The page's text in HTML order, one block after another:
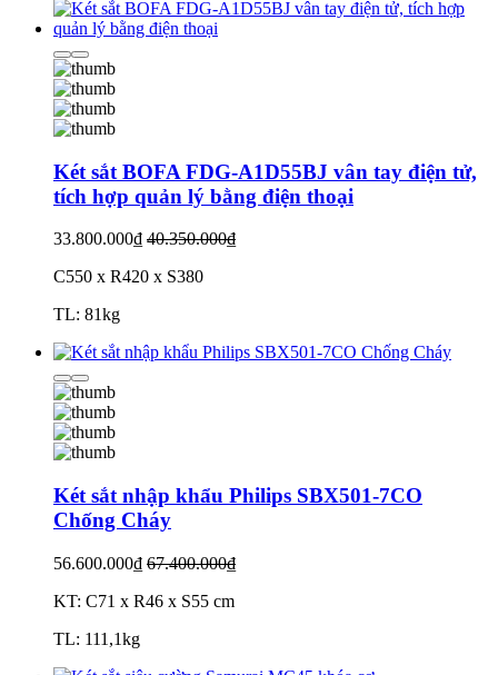
Két sắt BOFA FDG-A1D55BJ vân tay điện tử,
tích hợp quản lý bằng điện thoại
33.800.000₫ 40.350.000₫
C550 x R420 x S380
TL: 81kg
Két sắt nhập khẩu Philips SBX501-7CO
Chống Cháy
56.600.000₫ 67.400.000₫
KT: C71 x R46 x S55 cm
TL: 111,1kg